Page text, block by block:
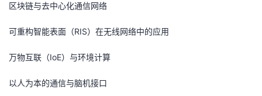
课
的
我
术
支
云
声
区块链与去中心化通信网络
可重构智能表面（RIS）在无线网络中的应用
万物互联（IoE）与环境计算
以人为本的通信与脑机接口